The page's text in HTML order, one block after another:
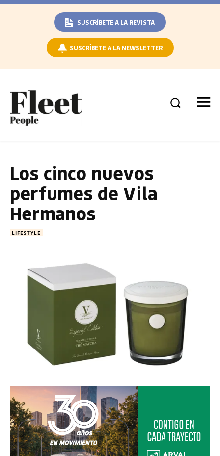
SUSCRÍBETE A LA REVISTA
SUSCRÍBETE A LA NEWSLETTER
Los cinco nuevos
perfumes de Vila
Hermanos
LIFESTYLE